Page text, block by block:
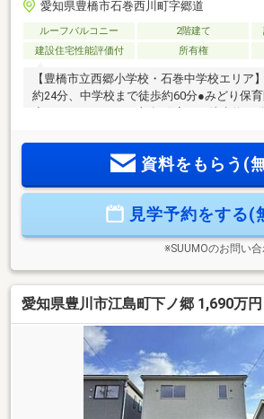
愛知県豊橋市石巻西川町字郷道
ルーフバルコニー 2階建て
建設住宅性能評価付
所有権
【豊橋市立西郷小学校・石巻中学校エリア
約24分、中学校まで徒歩約60分●みどり保育
グ収納つき！□防犯面や子供が大きくなっ
ング階段採用。■対面式システムキッチン・
実施中☆※2026年9月末日まで※詳細はプレ
資料をもらう(
見学予約をする(
※SUUMOのお問い
愛知県豊川市江島町下ノ郷 1,690万